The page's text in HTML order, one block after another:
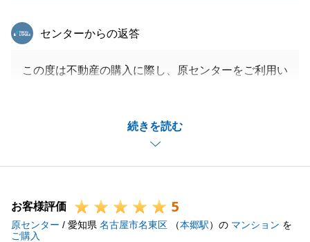
続きを読む
東急リバブル
センターからの返答
この度は不動産の購入に際し、原センターをご利用い
ご案内をさせていただきましたが、I様のご満足のい
く不動産を最終的にご購入いただくことができ、私も
大変嬉しく思います。
がございましたら、何なりとお申し付けください。
何卒、宜しくお願い致します。
お客様評価 5
原センター / 愛知県 名古屋市名東区 （本郷駅）の マンション を
ご購入